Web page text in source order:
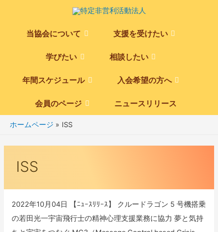
当協会について
Toggle
支援を受けたい
学びたい
Toggle
相談したい
Toggle
年間スケジュール 入会希望の方へ
会員のページ ニュースリリース
ホームページ ISS
ISS
2022年10月04日 【ﾆｭｰｽﾘﾘｰｽ】 クルードラゴン 5 号機搭乗
の若田光一宇宙飛行士の精神心理支援業務に協力 夢と気持